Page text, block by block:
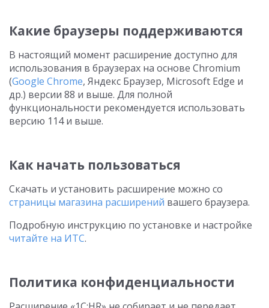
Какие браузеры поддерживаются
В настоящий момент расширение доступно для
использования в браузерах на основе Chromium
(Google Chrome, Яндекс Браузер, Microsoft Edge и
др.) версии 88 и выше. Для полной
функциональности рекомендуется использовать
версию 114 и выше.
Как начать пользоваться
Скачать и установить расширение можно со
страницы магазина расширений вашего браузера.
Подробную инструкцию по установке и настройке
читайте на ИТС.
Политика конфиденциальности